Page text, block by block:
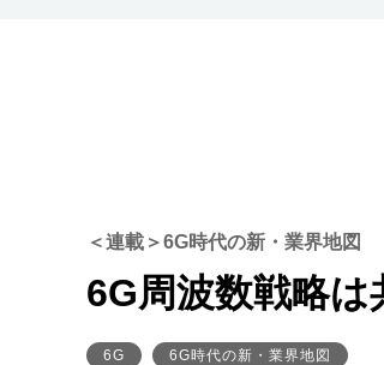
＜連載＞6G時代の新・業界地図
6G周波数戦略
6G 6G時代の新・業界地図